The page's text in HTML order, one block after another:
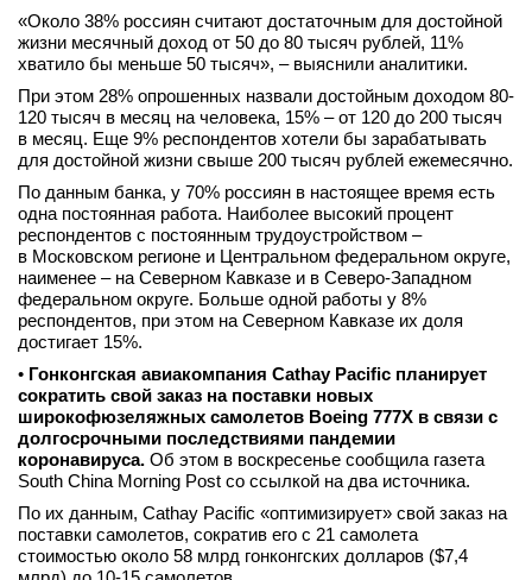
«Около 38% россиян считают достаточным для достойной
жизни месячный доход от 50 до 80 тысяч рублей, 11%
хватило бы меньше 50 тысяч», – выяснили аналитики.
При этом 28% опрошенных назвали достойным доходом 80-
120 тысяч в месяц на человека, 15% – от 120 до 200 тысяч
в месяц. Еще 9% респондентов хотели бы зарабатывать
для достойной жизни свыше 200 тысяч рублей ежемесячно.
По данным банка, у 70% россиян в настоящее время есть
одна постоянная работа. Наиболее высокий процент
респондентов с постоянным трудоустройством –
в Московском регионе и Центральном федеральном округе,
наименее – на Северном Кавказе и в Северо-Западном
федеральном округе. Больше одной работы у 8%
респондентов, при этом на Северном Кавказе их доля
достигает 15%.
• Гонконгская авиакомпания Cathay Pacific планирует
сократить свой заказ на поставки новых
широкофюзеляжных самолетов Boeing 777X в связи с
долгосрочными последствиями пандемии
коронавируса. Об этом в воскресенье сообщила газета
South China Morning Post со ссылкой на два источника.
По их данным, Cathay Pacific «оптимизирует» свой заказ на
поставки самолетов, сократив его с 21 самолета
стоимостью около 58 млрд гонконгских долларов ($7,4